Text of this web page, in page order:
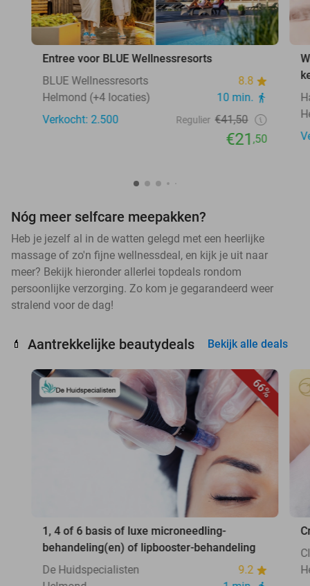
Entree voor BLUE Wellnessresorts
BLUE Wellnessresorts
8.8
Helmond (+4 locaties)
10 min.
Verkocht: 2.500
Regulier €41,50
€21,50
Nóg meer selfcare meepakken?
Heb je jezelf al in de watten gelegd met een heerlijke
massage of zo'n fijne wellnessdeal, en kijk je uit naar
meer? Bekijk hieronder allerlei topdeals rondom
persoonlijke verzorging. Zo kom je gegarandeerd weer
stralend voor de dag!
💄 Aantrekkelijke beautydeals Bekijk alle deals
66%
1, 4 of 6 basis of luxe microneedling-
behandeling(en) of lipbooster-behandeling
De Huidspecialisten
9.2